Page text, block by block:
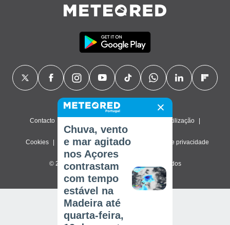
Contacto Termos de utilização
Cookies Política de privacidade Definições de privacidade
© 2026 Meteored. Todos os direitos reservados
Chuva, vento
e mar agitado
nos Açores
contrastam
com tempo
estável na
Madeira até
quarta-feira,